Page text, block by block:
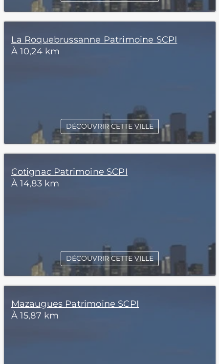
La Roquebrussanne Patrimoine SCPI
À 10,24 km
DÉCOUVRIR CETTE VILLE
Cotignac Patrimoine SCPI
À 14,83 km
DÉCOUVRIR CETTE VILLE
Mazaugues Patrimoine SCPI
À 15,87 km